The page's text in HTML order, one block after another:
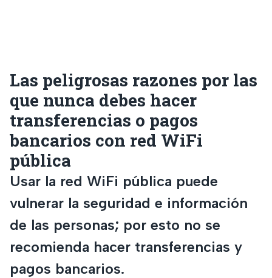
Las peligrosas razones por las
que nunca debes hacer
transferencias o pagos
bancarios con red WiFi
pública
Usar la red WiFi pública puede
vulnerar la seguridad e información
de las personas; por esto no se
recomienda hacer transferencias y
pagos bancarios.